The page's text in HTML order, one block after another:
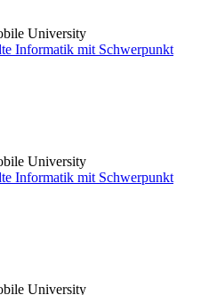
University
Informatik mit Schwerpunkt
University
Informatik mit Schwerpunkt
University